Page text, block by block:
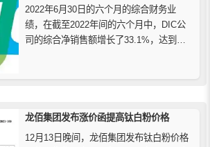
2022年6月30日的六个月的综合财务业
绩，在截至2022年间的六个月中，DIC公
司的综合净销售额增长了33.1%，达到
品...
龙佰集团发布涨价函提高钛白粉价格
12月13日晚间，龙佰集团发布钛白粉价格